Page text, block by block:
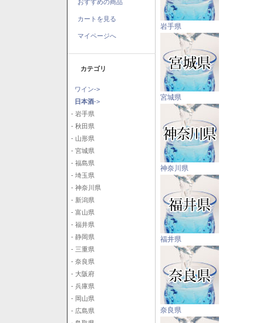
おすすめの商品
カートを見る
マイページへ
カテゴリ
ワイン->
日本酒->
- 岩手県
- 秋田県
- 山形県
- 宮城県
- 福島県
- 埼玉県
- 神奈川県
- 新潟県
- 富山県
- 福井県
- 静岡県
- 三重県
- 奈良県
- 大阪府
- 兵庫県
- 岡山県
- 広島県
岩手県
宮城県
神奈川県
福井県
奈良県